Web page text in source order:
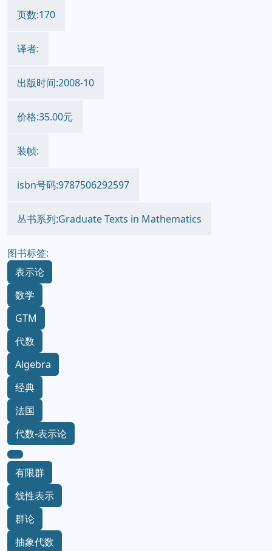
页数:170
译者:
出版时间:2008-10
价格:35.00元
装帧:
isbn号码:9787506292597
丛书系列:Graduate Texts in Mathematics
图书标签:
表示论
数学
GTM
代数
Algebra
经典
法国
代数-表示论
有限群
线性表示
群论
抽象代数